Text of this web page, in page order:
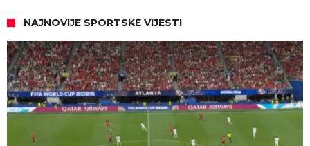
NAJNOVIJE SPORTSKE VIJESTI